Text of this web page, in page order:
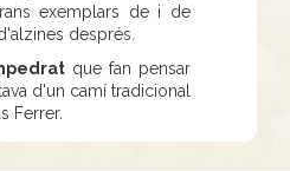
exemplars de i de
després.
que fan pensar
d'un camí tradicional
Ferrer.